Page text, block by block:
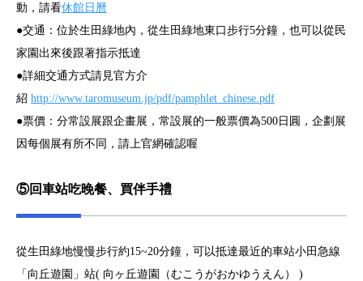
動，請看休館日曆
●交通：位於生田綠地內，從生田綠地東口步行5分鐘，也可以從民
家園出來後跟著指示抵達
●詳細交通方式請見官方介
紹 http://www.taromuseum.jp/pdf/pamphlet_chinese.pdf
●票價：分常設展跟企畫展，常設展的一般票價為500日圓，企劃展
因每個展有所不同，請上官網確認喔
⑤回車站吃晚餐、買伴手禮
從生田綠地慢慢步行約15~20分鐘，可以抵達最近的車站小田急線
「向丘遊園」站( 向ヶ丘遊園（むこうがおかゆうえん） )